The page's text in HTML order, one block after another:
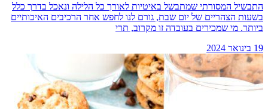
התבשיל המסורתי שמתבשל באיטיות לאורך כל הלילה ונאכל בדרך כלל
בשעות הצהריים של יום שבת, גורם לנו לחפש אחר הרכיבים האיכותיים
ביותר. מי שמכירים בעובדה זו מקרוב, תרי
19 בינואר 2024